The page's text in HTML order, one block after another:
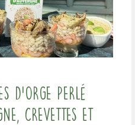
d’orge perlé
crevettes et